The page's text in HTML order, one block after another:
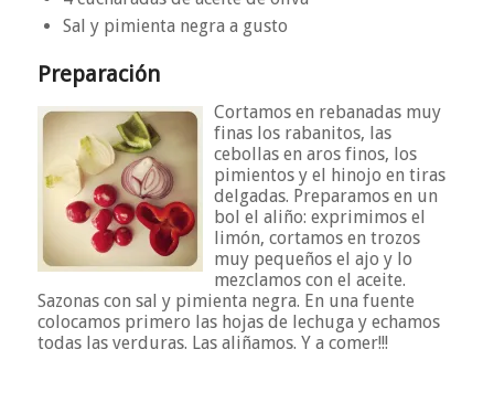
Sal y pimienta negra a gusto
Preparación
Cortamos en rebanadas muy
finas los rabanitos, las
cebollas en aros finos, los
pimientos y el hinojo en tiras
delgadas. Preparamos en un
bol el aliño: exprimimos el
limón, cortamos en trozos
muy pequeños el ajo y lo
mezclamos con el aceite.
Sazonas con sal y pimienta negra. En una fuente
colocamos primero las hojas de lechuga y echamos
todas las verduras. Las aliñamos. Y a comer!!!